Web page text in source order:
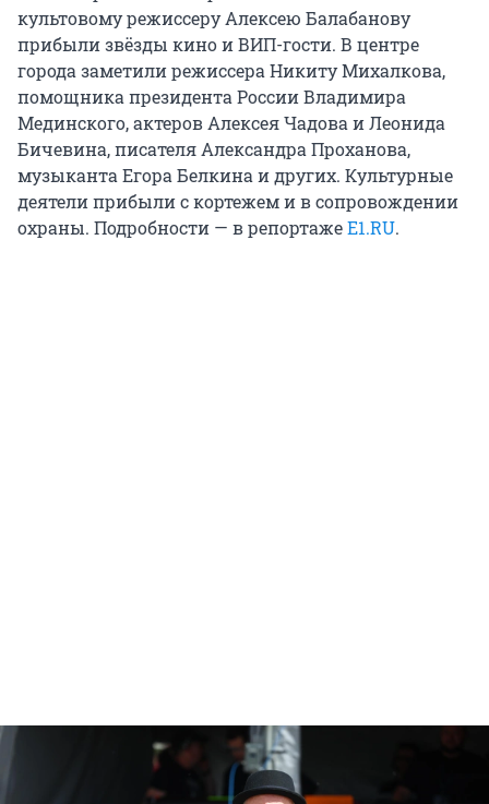
культовому режиссеру Алексею Балабанову
прибыли звёзды кино и ВИП-гости. В центре
города заметили режиссера Никиту Михалкова,
помощника президента России Владимира
Мединского, актеров Алексея Чадова и Леонида
Бичевина, писателя Александра Проханова,
музыканта Егора Белкина и других. Культурные
деятели прибыли с кортежем и в сопровождении
охраны. Подробности — в репортажеЕ1.RU.